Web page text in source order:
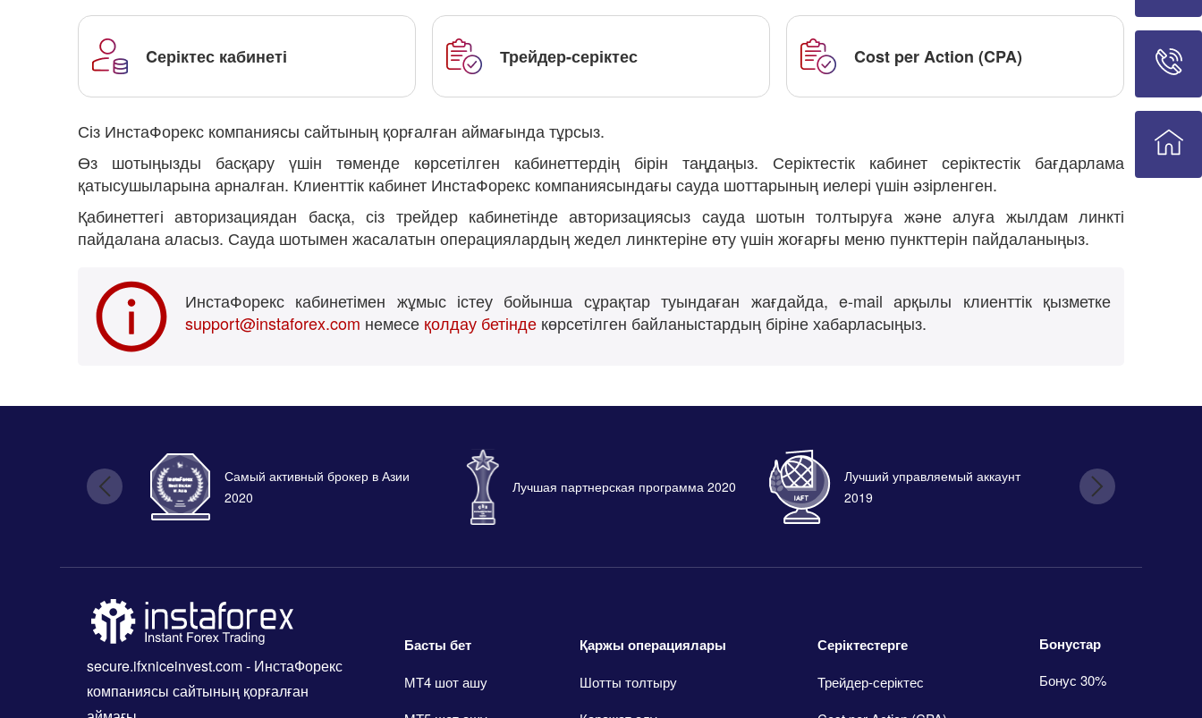
Cеріктес кабинеті Трейдер-серіктес Cost per Action (CPA)
Сіз ИнстаФорекс компаниясы сайтының қорғалған аймағында тұрсыз.
Өз шотыңызды басқару үшін төменде көрсетілген кабинеттердің бірін таңдаңыз. Серіктестік кабинет серіктестік бағдарлама
қатысушыларына арналған. Клиенттік кабинет ИнстаФорекс компаниясындағы сауда шоттарының иелері үшін әзірленген.
Қабинеттегі авторизациядан басқа, сіз трейдер кабинетінде авторизациясыз сауда шотын толтыруға және алуға жылдам линкті
пайдалана аласыз. Сауда шотымен жасалатын операциялардың жедел линктеріне өту үшін жоғарғы меню пункттерін пайдаланыңыз.
ИнстаФорекс кабинетімен жұмыс істеу бойынша сұрақтар туындаған жағдайда, e-mail арқылы клиенттік қызметке
support@instaforex.com немесе қолдау бетінде көрсетілген байланыстардың біріне хабарласыңыз.
Самый активный брокер в Азии
2020
Лучшая партнерская программа 2020
Лучший управляемый аккаунт
2019
secure.ifxniceinvest.com- ИнстаФорекс
компаниясы сайтының қорғалған
Басты бет
МТ4 шот ашу
Қаржы операциялары
Шотты толтыру
Серіктестерге
Трейдер-серіктес
Бонустар
Бонус 30%